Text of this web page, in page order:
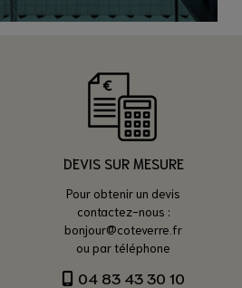
DEVIS SUR MESURE
Pour obtenir un devis
contactez-nous :
bonjour@coteverre.fr
ou par téléphone
04 83 43 30 10